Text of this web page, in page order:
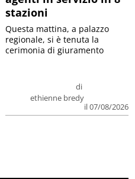
stazioni
di
ethienne bredy
il 07/08/2026
Questa mattina, a palazzo
regionale, si è tenuta la
cerimonia di giuramento